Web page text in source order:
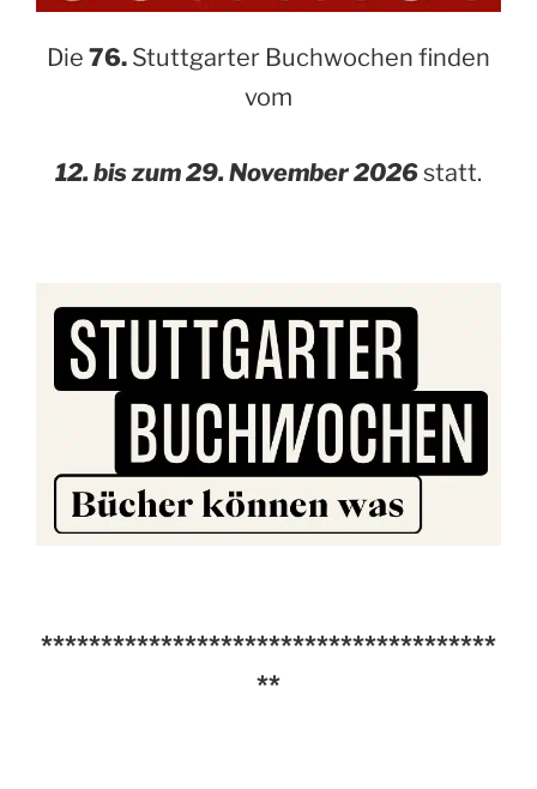
Die 76. Stuttgarter Buchwochen finden
vom
12. bis zum 29. November 2026statt.
**************************************
**